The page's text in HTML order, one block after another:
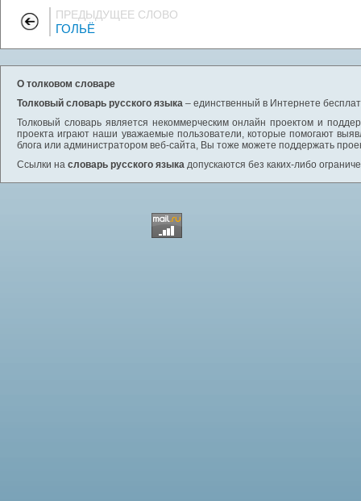
ПРЕДЫДУЩЕЕ СЛОВО
ГОЛЬЁ
О толковом словаре
Толковый словарь русского языка – единственный в Интернете
Толковый словарь является некоммерческим онлайн проектом и
проекта играют наши уважаемые пользователи, которые помогают
блога или администратором веб-сайта, Вы тоже можете поддержать
Ссылки на словарь русского языка допускаются без каких-либо